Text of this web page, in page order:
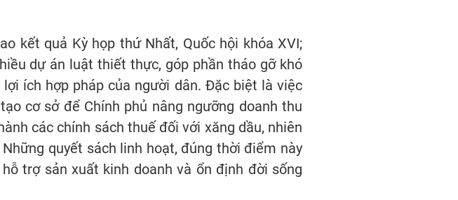
kết quả Kỳ họp thứ Nhất, Quốc hội khóa XVI;
dự án luật thiết thực, góp phần tháo gỡ khó
ích hợp pháp của người dân. Đặc biệt là việc
cơ sở để Chính phủ nâng ngưỡng doanh thu
các chính sách thuế đối với xăng dầu, nhiên
quyết sách linh hoạt, đúng thời điểm này
trợ sản xuất kinh doanh và ổn định đời sống